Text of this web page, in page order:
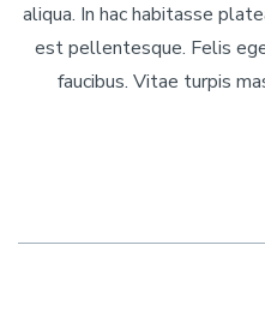
aliqua. In hac habitasse
est pellentesque. Felis
faucibus. Vitae turpis